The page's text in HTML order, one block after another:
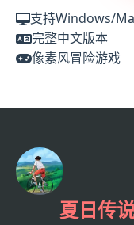
支持Windows/
完整中文版本
像素风冒险游戏
夏日传